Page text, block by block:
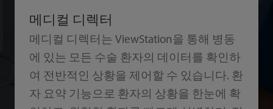
메디컬 디렉터
메디컬 디렉터는 ViewStation을 통해 병동
에 있는 모든 수술 환자의 데이터를 확인하
여 전반적인 상황을 제어할 수 있습니다. 환
자 요약 기능으로 환자의 상황을 한눈에 확